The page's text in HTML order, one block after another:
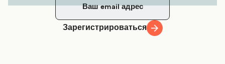
Зарегистрироваться